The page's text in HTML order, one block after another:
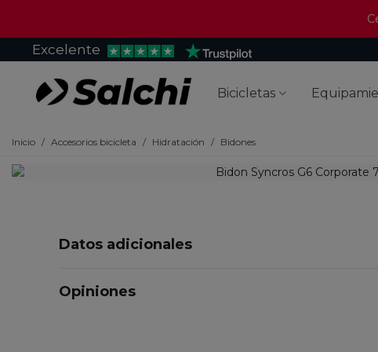
Excelente
Bicicletas
Inicio / Accesorios bicicleta / Hidratación / Bidones
Datos adicionales
Opiniones